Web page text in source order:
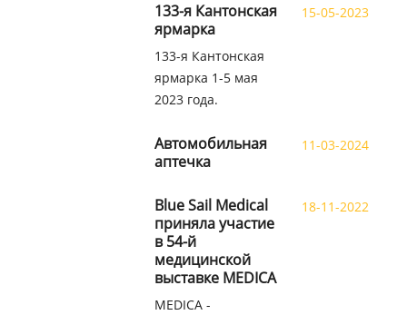
133-я Кантонская
ярмарка
133-я Кантонская
ярмарка 1-5 мая
2023 года.
15-05-2023
Автомобильная
аптечка
11-03-2024
Blue Sail Medical
приняла участие
в 54-й
медицинской
выставке MEDICA
MEDICA -
18-11-2022